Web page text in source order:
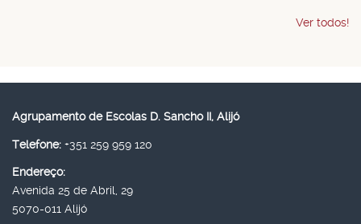
Ver todos!
Agrupamento de Escolas D. Sancho II, Alijó
Telefone: +351 259 959 120
Endereço:
Avenida 25 de Abril, 29
5070-011 Alijó